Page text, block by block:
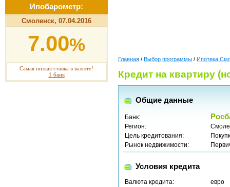
Ипобарометр:
Смоленск, 07.04.2016
7.00%
Самая низкая ставка в валюте!
1 банк
Главная / Выбор программы / Ипотека
Кредит на квартиру
Общие данные
Банк:
Регион:
Цель кредитования:
Рынок недвижимости:
Условия кредита
Валюта кредита:
евро